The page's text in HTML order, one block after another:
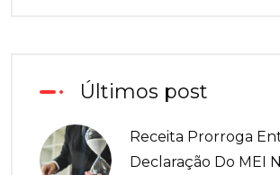
Últimos post
Receita Prorroga
Declaração Do MEI